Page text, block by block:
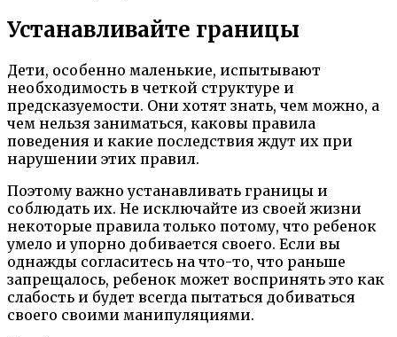
Устанавливайте границы
Дети, особенно маленькие, испытывают
необходимость в четкой структуре и
предсказуемости. Они хотят знать, чем можно, а
чем нельзя заниматься, каковы правила
поведения и какие последствия ждут их при
нарушении этих правил.
Поэтому важно устанавливать границы и
соблюдать их. Не исключайте из своей жизни
некоторые правила только потому, что ребенок
умело и упорно добивается своего. Если вы
однажды согласитесь на что-то, что раньше
запрещалось, ребенок может воспринять это как
слабость и будет всегда пытаться добиваться
своего своими манипуляциями.